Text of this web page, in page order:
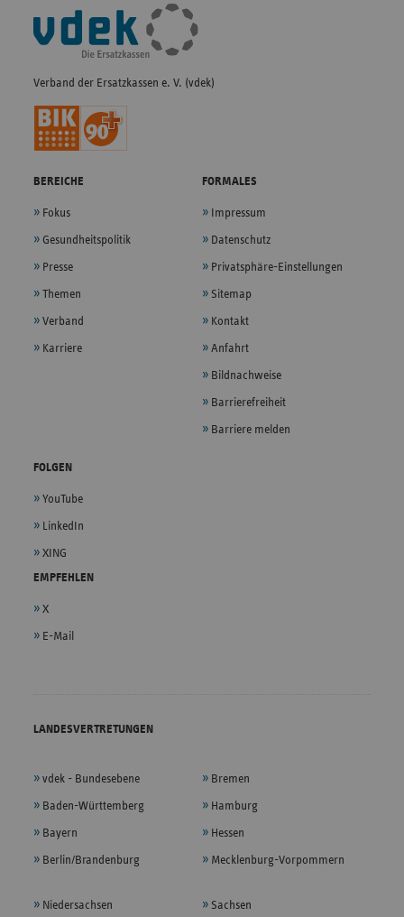
Fußleisten-
Navigation
Verband der Ersatzkassen e. V. (vdek)
BEREICHE
Fokus
Gesundheitspolitik
Presse
Themen
Verband
Karriere
FORMALES
Impressum
Datenschutz
Privatsphäre-Einstellungen
Sitemap
Kontakt
Anfahrt
Bildnachweise
Barrierefreiheit
Barriere melden
FOLGEN
YouTube
LinkedIn
XING
EMPFEHLEN
X
E-Mail
LANDESVERTRETUNGEN
vdek - Bundesebene
Baden-Württemberg
Bayern
Berlin/Brandenburg
Bremen
Hamburg
Hessen
Mecklenburg-Vorpommern
Niedersachsen Sachsen